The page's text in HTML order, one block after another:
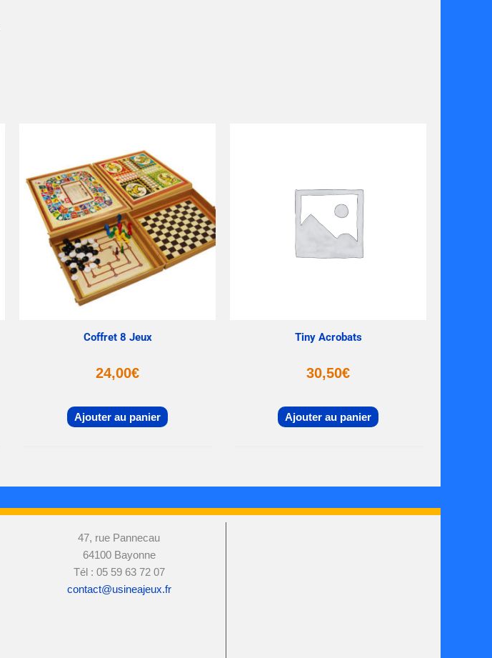
Coffret 8 Jeux
24,00€
Ajouter au panier
Tiny Acrobats
30,50€
Ajouter au panier
47, rue Pannecau
64100 Bayonne
Tél : 05 59 63 72 07
contact@usineajeux.fr